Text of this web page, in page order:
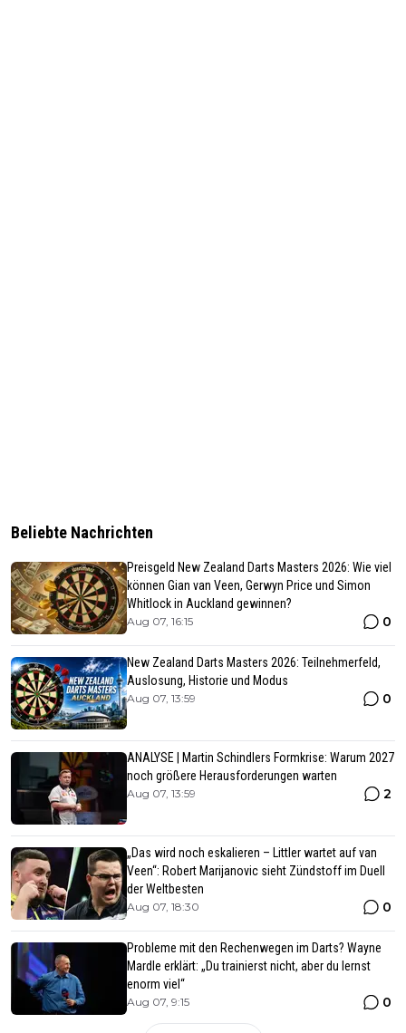
Beliebte Nachrichten
Preisgeld New Zealand Darts Masters 2026: Wie viel
können Gian van Veen, Gerwyn Price und Simon
Whitlock in Auckland gewinnen?
Aug 07, 16:15 0
New Zealand Darts Masters 2026: Teilnehmerfeld,
Auslosung, Historie und Modus
Aug 07, 13:59 0
ANALYSE | Martin Schindlers Formkrise: Warum 2027
noch größere Herausforderungen warten
Aug 07, 13:59 2
„Das wird noch eskalieren – Littler wartet auf van
Veen“: Robert Marijanovic sieht Zündstoff im Duell
der Weltbesten
Aug 07, 18:30 0
Probleme mit den Rechenwegen im Darts? Wayne
Mardle erklärt: „Du trainierst nicht, aber du lernst
enorm viel“
Aug 07, 9:15 0